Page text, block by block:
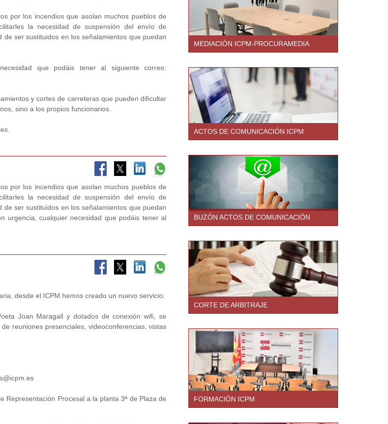
por los incendios que asolan muchos pueblos de
la necesidad de suspensión del envío de
ser sustituidos en los señalamientos que puedan
que podáis tener al siguiente correo:
y cortes de carreteras que pueden dificultar
sino a los propios funcionarios.
por los incendios que asolan muchos pueblos de
la necesidad de suspensión del envío de
ser sustituidos en los señalamientos que puedan
urgencia, cualquier necesidad que podáis tener al
desde el ICPM hemos creado un nuevo servicio:
Joan Maragall y dotados de conexión wifi, se
reuniones presenciales, videoconferencias, vistas
Representación Procesal a la planta 3ª de Plaza de
MEDIACIÓN ICPM-PROCURAMEDIA
ACTOS DE COMUNICACIÓN ICPM
BUZÓN ACTOS DE COMUNICACIÓN
CORTE DE ARBITRAJE
FORMACIÓN ICPM